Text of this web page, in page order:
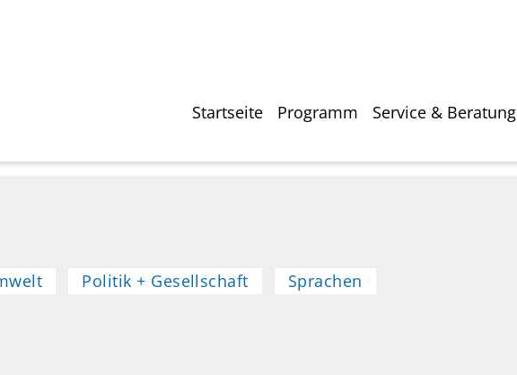
Hauptnavigation
Startseite Programm Service & Beratung
Politik + Gesellschaft Sprachen